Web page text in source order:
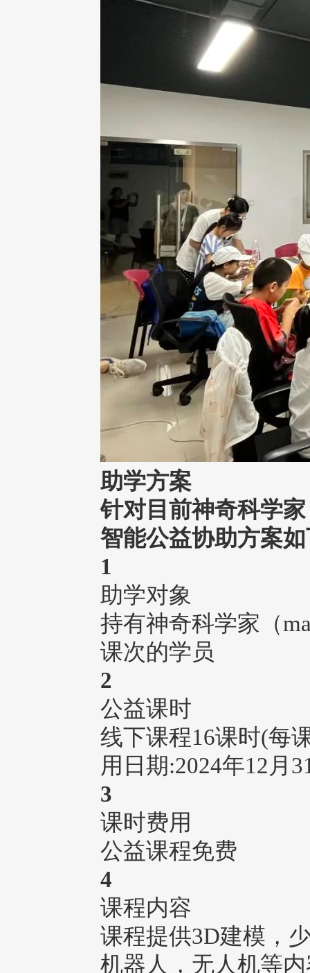
助学方案
针对目前神奇科学
智能公益协助方案
1
助学对象
持有神奇科学家（
课次的学员
2
公益课时
线下课程16课时(每
用日期:2024年12月
3
课时费用
公益课程免费
4
课程内容
课程提供3D建模，
机器人，无人机等